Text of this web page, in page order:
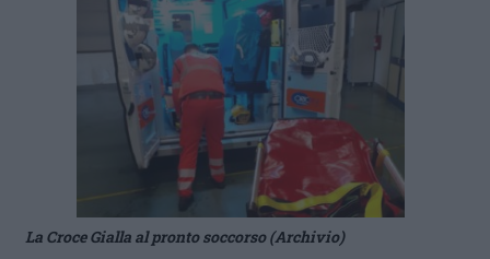
La Croce Gialla al pronto soccorso (Archivio)